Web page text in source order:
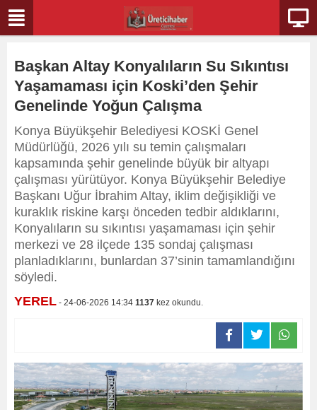
Başkan Altay Konyalıların Su Sıkıntısı
Yaşamaması için Koski’den Şehir
Genelinde Yoğun Çalışma
Konya Büyükşehir Belediyesi KOSKİ Genel
Müdürlüğü, 2026 yılı su temin çalışmaları
kapsamında şehir genelinde büyük bir altyapı
çalışması yürütüyor. Konya Büyükşehir Belediye
Başkanı Uğur İbrahim Altay, iklim değişikliği ve
kuraklık riskine karşı önceden tedbir aldıklarını,
Konyalıların su sıkıntısı yaşamaması için şehir
merkezi ve 28 ilçede 135 sondaj çalışması
planladıklarını, bunlardan 37’sinin tamamlandığını
söyledi.
YEREL - 24-06-2026 14:34 1137 kez okundu.